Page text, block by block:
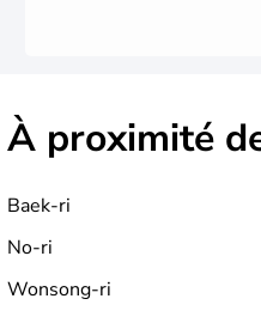
À proximité
Baek-ri
No-ri
Wonsong-ri